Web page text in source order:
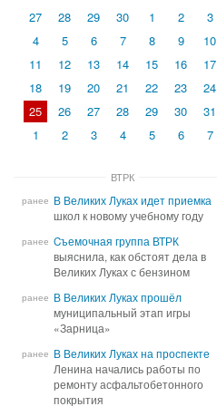
27 28 29 30 1 2
3
4
5 6 7 8 9
10
11
12 13 14 15 16
17
18
19 20 21 22 23
24
25
26 27 28 29 30
31
1
2 3 4 5 6 7
ВТРК
ранее В Великих Луках идет приемка
школ к новому учебному году
В Великих Луках идет приемка
школ к новому учебному году
ранее Cъемочная группа ВТРК
выяснила, как обстоят дела в
Великих Луках с бензином
Cъемочная группа ВТРК
выяснила, как обстоят дела в
Великих Луках с бензином
ранее В Великих Луках прошёл
муниципальный этап игры
«Зарница»
В Великих Луках прошёл
муниципальный этап игры
«Зарница»
ранее В Великих Луках на проспекте
Ленина начались работы по
ремонту асфальтобетонного
покрытия
В Великих Луках на проспекте
Ленина начались работы по
ремонту асфальтобетонного
покрытия